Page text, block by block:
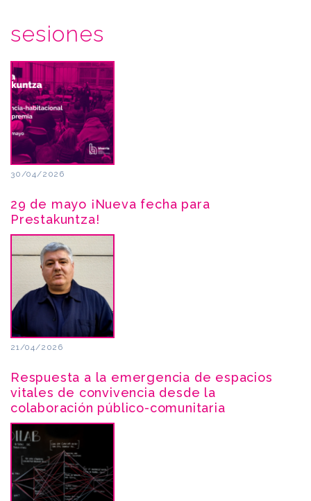
sesiones
30/04/2026
29 de mayo ¡Nueva fecha para
Prestakuntza!
21/04/2026
Respuesta a la emergencia de espacios
vitales de convivencia desde la
colaboración público-comunitaria